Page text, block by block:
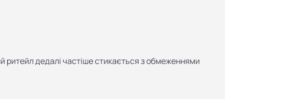
ритейл дедалі частіше стикається з обмеженнями